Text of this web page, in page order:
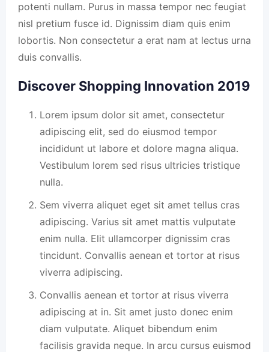
potenti nullam. Purus in massa tempor nec feugiat
nisl pretium fusce id. Dignissim diam quis enim
lobortis. Non consectetur a erat nam at lectus urna
duis convallis.
Discover Shopping Innovation 2019
Lorem ipsum dolor sit amet, consectetur
adipiscing elit, sed do eiusmod tempor
incididunt ut labore et dolore magna aliqua.
Vestibulum lorem sed risus ultricies tristique
nulla.
Sem viverra aliquet eget sit amet tellus cras
adipiscing. Varius sit amet mattis vulputate
enim nulla. Elit ullamcorper dignissim cras
tincidunt. Convallis aenean et tortor at risus
viverra adipiscing.
Convallis aenean et tortor at risus viverra
adipiscing at in. Sit amet justo donec enim
diam vulputate. Aliquet bibendum enim
facilisis gravida neque. In arcu cursus euismod